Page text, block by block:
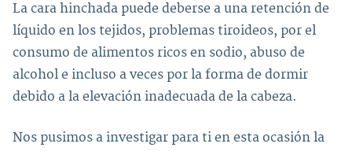
La cara hinchada puede deberse a una retención de
líquido en los tejidos, problemas tiroideos, por el
consumo de alimentos ricos en sodio, abuso de
alcohol e incluso a veces por la forma de dormir
debido a la elevación inadecuada de la cabeza.
Nos pusimos a investigar para ti en esta ocasión la